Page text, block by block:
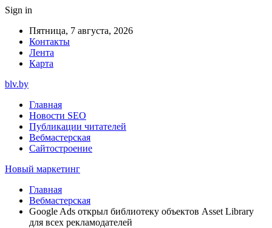
Sign in
Пятница, 7 августа, 2026
Контакты
Лента
Карта
blv.by
Главная
Новости SEO
Публикации читателей
Вебмастерская
Сайтостроение
Новый маркетинг
Главная
Вебмастерская
Google Ads открыл библиотеку объектов Asset Library
для всех рекламодателей